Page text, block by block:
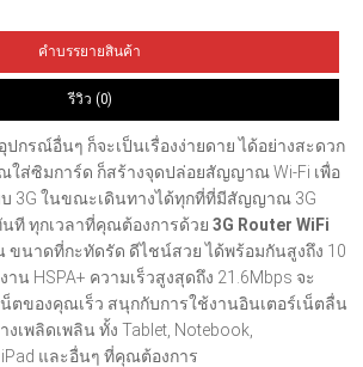
คำบรรยายสินค้า
รีวิว (0)
ปกรณ์อื่นๆ ก็จะเป็นเรื่องง่ายดาย ได้อย่างสะดวก
ใส่ซิมการ์ด ก็สร้างจุดปล่อยสัญญาณ Wi-Fi เพื่อ
3G ในขณะเดินทางได้ทุกที่ที่มีสัญญาณ 3G
ที ทุกเวลาที่คุณต้องการด้วย 3G Router WiFi
ขนาดที่กะทัดรัด ดีไชน์สวย ได้พร้อมกันสูงถึง 10
น HSPA+ ความเร็วสูงสุดถึง 21.6Mbps จะ
น็ตของคุณเร็ว สนุกกับการใช้งานอินเตอร์เน็ตลื่น
เพลิดเพลิน ทั้ง Tablet, Notebook,
iPad และอื่นๆ ที่คุณต้องการ